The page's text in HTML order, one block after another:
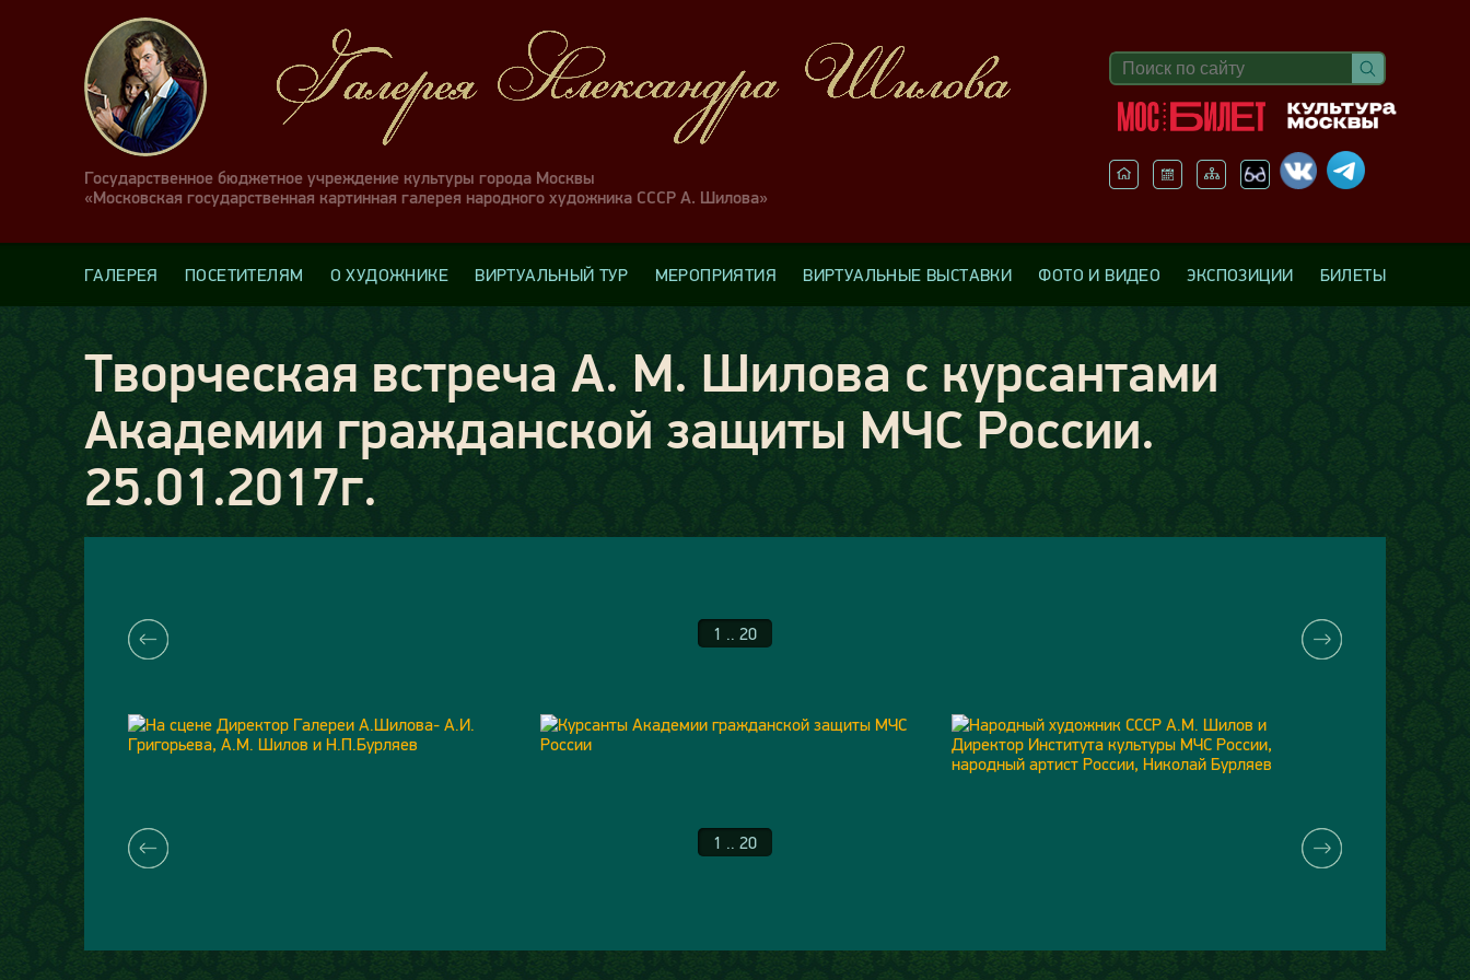
Государственное бюджетное учреждение культуры города Москвы
«Московская государственная картинная галерея народного художника СССР А. Шилова»
ГАЛЕРЕЯ ПОСЕТИТЕЛЯМ О ХУДОЖНИКЕ ВИРТУАЛЬНЫЙ ТУР МЕРОПРИЯТИЯ ВИРТУАЛЬНЫЕ ВЫСТАВКИ ФОТО И ВИДЕО ЭКСПОЗИЦИИ БИЛЕТЫ
Творческая встреча А. М. Шилова с курсантами
Академии гражданской защиты МЧС России.
25.01.2017г.
1 .. 20
1 .. 20